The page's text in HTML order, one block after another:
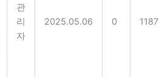
관
리
자
2025.05.06 0 1187